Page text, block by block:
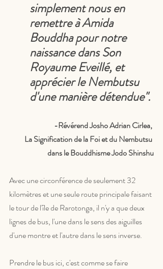
simplement nous en
remettre à Amida
Bouddha pour notre
naissance dans Son
Royaume Eveillé, et
apprécier le Nembutsu
d'une manière détendue".
-Révérend Josho Adrian Cirlea,
La Signification de la Foi et du Nembutsu
dans le Bouddhisme Jodo Shinshu
Avec une circonférence de seulement 32
kilomètres et une seule route principale faisant
le tour de l'île de Rarotonga, il n'y a que deux
lignes de bus, l'une dans le sens des aiguilles
d'une montre et l'autre dans le sens inverse.
Prendre le bus ici, c'est comme se faire